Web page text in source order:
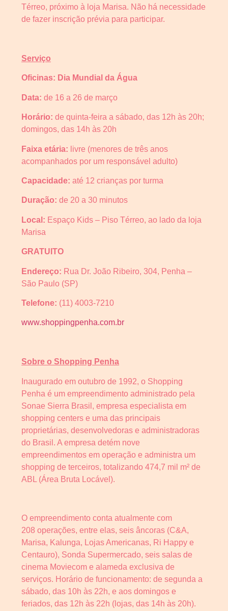
Térreo, próximo à loja Marisa. Não há necessidade
de fazer inscrição prévia para participar.
Serviço
Oficinas: Dia Mundial da Água
Data: de 16 a 26 de março
Horário: de quinta-feira a sábado, das 12h às 20h;
domingos, das 14h às 20h
Faixa etária: livre (menores de três anos
acompanhados por um responsável adulto)
Capacidade: até 12 crianças por turma
Duração: de 20 a 30 minutos
Local: Espaço Kids – Piso Térreo, ao lado da loja
Marisa
GRATUITO
Endereço: Rua Dr. João Ribeiro, 304, Penha –
São Paulo (SP)
Telefone: (11) 4003-7210
www.shoppingpenha.com.br
Sobre o Shopping Penha
Inaugurado em outubro de 1992, o Shopping
Penha é um empreendimento administrado pela
Sonae Sierra Brasil, empresa especialista em
shopping centers e uma das principais
proprietárias, desenvolvedoras e administradoras
do Brasil. A empresa detém nove
empreendimentos em operação e administra um
shopping de terceiros, totalizando 474,7 mil m² de
ABL (Área Bruta Locável).
O empreendimento conta atualmente com
208 operações, entre elas, seis âncoras (C&A,
Marisa, Kalunga, Lojas Americanas, Ri Happy e
Centauro), Sonda Supermercado, seis salas de
cinema Moviecom e alameda exclusiva de
serviços. Horário de funcionamento: de segunda a
sábado, das 10h às 22h, e aos domingos e
feriados, das 12h às 22h (lojas, das 14h às 20h).